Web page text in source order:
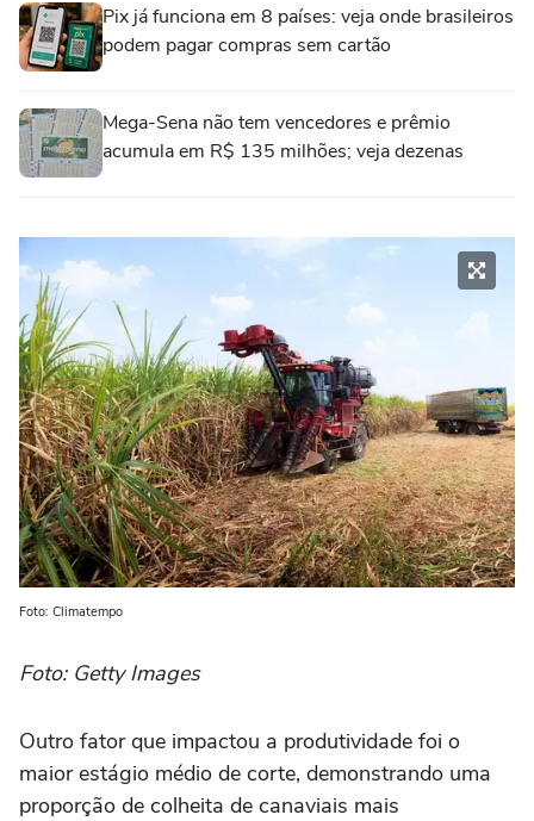
Pix já funciona em 8 países: veja onde brasileiros
podem pagar compras sem cartão
Mega-Sena não tem vencedores e prêmio
acumula em R$ 135 milhões; veja dezenas
Foto: Climatempo
Foto: Getty Images
Outro fator que impactou a produtividade foi o
maior estágio médio de corte, demonstrando uma
proporção de colheita de canaviais mais